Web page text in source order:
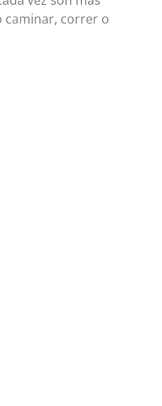
caminar, correr o